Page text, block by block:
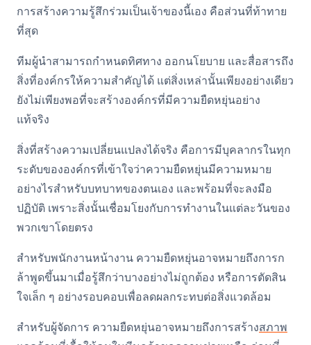
การสร้างความรู้สึกร่วมเป็นเจ้าของนี้เอง คือส่วนที่ท้าทาย
ที่สุด
ทีมผู้นำสามารถกำหนดทิศทาง ออกนโยบาย และสื่อสารถึง
สิ่งที่องค์กรให้ความสำคัญได้ แต่สิ่งเหล่านั้นเพียงอย่างเดียว
ยังไม่เพียงพอที่จะสร้างองค์กรที่มีความยืดหยุ่นอย่าง
แท้จริง
สิ่งที่สร้างความเปลี่ยนแปลงได้จริง คือการมีบุคลากรในทุก
ระดับขององค์กรที่เข้าใจว่าความยืดหยุ่นมีความหมาย
อย่างไรสำหรับบทบาทของตนเอง และพร้อมที่จะลงมือ
ปฏิบัติ เพราะสิ่งนั้นเชื่อมโยงกับการทำงานในแต่ละวันของ
พวกเขาโดยตรง
สำหรับพนักงานหน้างาน ความยืดหยุ่นอาจหมายถึงการก
ล้าพูดขึ้นมาเมื่อรู้สึกว่าบางอย่างไม่ถูกต้อง หรือการตัดสิน
ใจเล็ก ๆ อย่างรอบคอบเพื่อลดผลกระทบต่อสิ่งแวดล้อม
สำหรับผู้จัดการ ความยืดหยุ่นอาจหมายถึงการสร้างสภาพ